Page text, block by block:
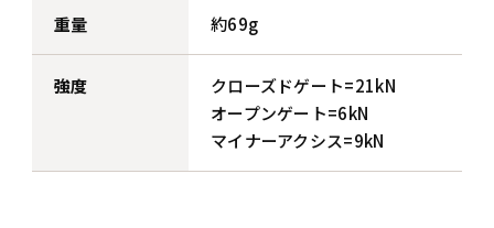
重量 約69g
強度
クローズドゲート=21kN
オープンゲート=6kN
マイナーアクシス=9kN